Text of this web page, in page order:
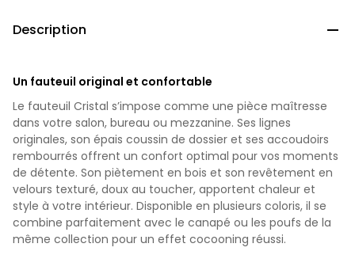
Description 
Un fauteuil original et confortable
Le fauteuil Cristal s’impose comme une pièce maîtresse
dans votre salon, bureau ou mezzanine. Ses lignes
originales, son épais coussin de dossier et ses accoudoirs
rembourrés offrent un confort optimal pour vos moments
de détente. Son piètement en bois et son revêtement en
velours texturé, doux au toucher, apportent chaleur et
style à votre intérieur. Disponible en plusieurs coloris, il se
combine parfaitement avec le canapé ou les poufs de la
même collection pour un effet cocooning réussi.